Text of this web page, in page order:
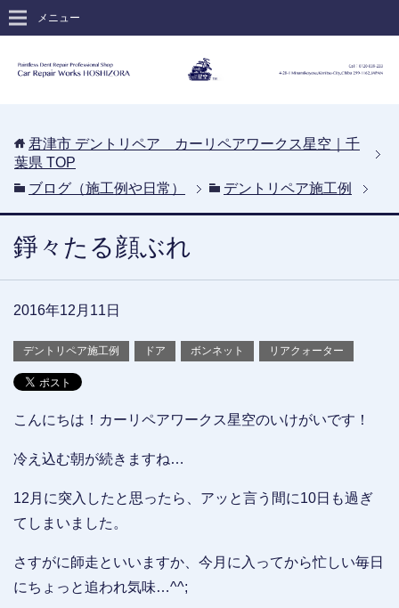
メニュー
君津市 デントリペア カーリペアワークス星空｜千
葉県 TOP
ブログ（施工例や日常）
デントリペア施工例
錚々たる顔ぶれ
2016年12月11日
デントリペア施工例 ドア ボンネット リアクォーター
こんにちは！カーリペアワークス星空のいけがいです！
冷え込む朝が続きますね…
12月に突入したと思ったら、アッと言う間に10日も過ぎ
てしまいました。
さすがに師走といいますか、今月に入ってから忙しい毎日
にちょっと追われ気味…^^;